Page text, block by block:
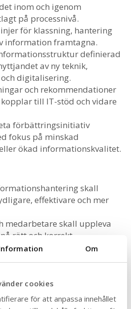
Om
cookies
för att anpassa innehållet
inom och igenom
på processnivå.
för klassning, hantering
information framtagna.
definierad
av ny teknik,
digitalisering.
och rekommendationer
till IT-stöd och vidare
förbättringsinitiativ
fokus på minskad
ökad informationskvalitet.
skall
effektivare och mer
medarbetare skall uppleva
rätt och korrekt
för
informationssäkerhet och
och kunskap kring